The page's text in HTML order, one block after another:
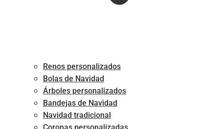
Renos personalizados
Bolas de Navidad
Árboles personalizados
Bandejas de Navidad
Navidad tradicional